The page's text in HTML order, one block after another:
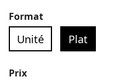
Format
Unité Plat
Prix